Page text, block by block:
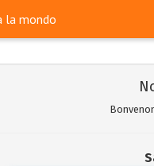
la mondo